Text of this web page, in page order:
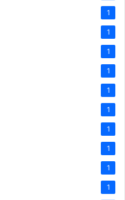
1
1
1
1
1
1
1
1
1
1